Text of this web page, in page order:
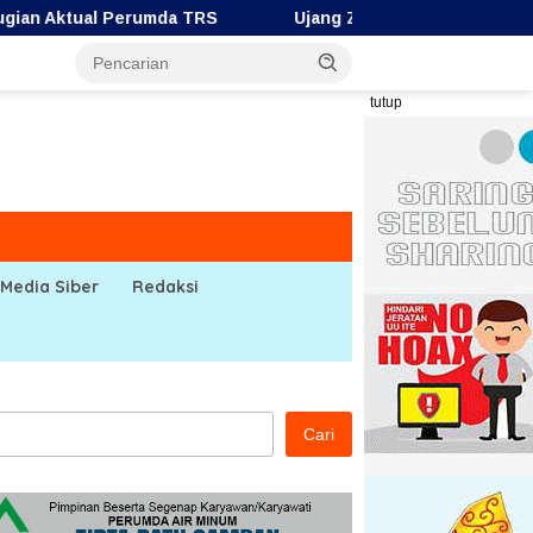
TRS Ujang Zakaria: HUT ke-67 Bengkulu Utara
tutup
Siber Redaksi
Cari